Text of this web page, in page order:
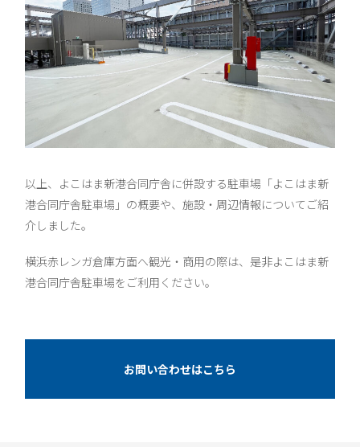
以上、よこはま新港合同庁舎に併設する駐車場「よこはま新
港合同庁舎駐車場」の概要や、施設・周辺情報についてご紹
介しました。
横浜赤レンガ倉庫方面へ観光・商用の際は、是非よこはま新
港合同庁舎駐車場をご利用ください。
お問い合わせはこちら